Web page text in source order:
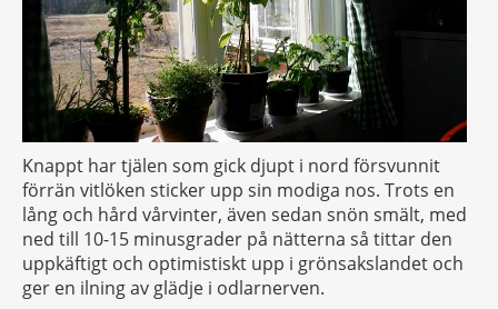
Knappt har tjälen som gick djupt i nord försvunnit
förrän vitlöken sticker upp sin modiga nos. Trots en
lång och hård vårvinter, även sedan snön smält, med
ned till 10-15 minusgrader på nätterna så tittar den
uppkäftigt och optimistiskt upp i grönsakslandet och
ger en ilning av glädje i odlarnerven.